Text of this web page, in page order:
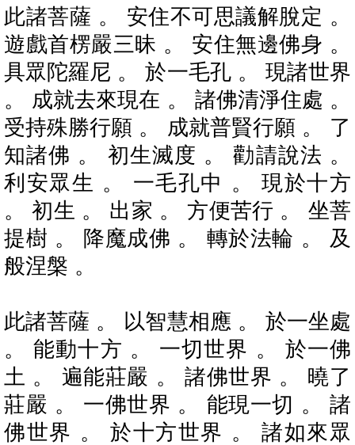
此諸菩薩 。 安住不可思議解脫定 。
遊戲首楞嚴三昧 。 安住無邊佛身 。
具眾陀羅尼 。 於一毛孔 。 現諸世界
。 成就去來現在 。 諸佛清淨住處 。
受持殊勝行願 。 成就普賢行願 。 了
知諸佛 。 初生滅度 。 勸請說法 。
利安眾生 。 一毛孔中 。 現於十方
。 初生 。 出家 。 方便苦行 。 坐菩
提樹 。 降魔成佛 。 轉於法輪 。 及
般涅槃 。
此諸菩薩 。 以智慧相應 。 於一坐處
。 能動十方 。 一切世界 。 於一佛
土 。 遍能莊嚴 。 諸佛世界 。 曉了
莊嚴 。 一佛世界 。 能現一切 。 諸
佛世界 。 於十方世界 。 諸如來眾